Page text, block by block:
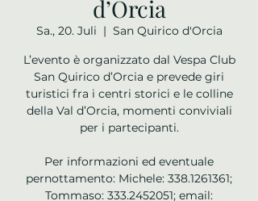
d’Orcia
Sa., 20. Juli
  |
San Quirico d'Orcia
L’evento è organizzato dal Vespa Club
San Quirico d’Orcia e prevede giri
turistici fra i centri storici e le colline
della Val d’Orcia, momenti conviviali
per i partecipanti.
Per informazioni ed eventuale
pernottamento: Michele: 338.1261361;
Tommaso: 333.2452051; email: